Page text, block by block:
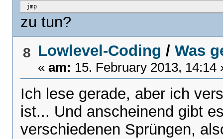
jmp
zu tun?
8 Lowlevel-Coding /Was
«am: 15. February 2013, 14:14
Ich lese gerade, aber ich
ist... Und anscheinend gibt
verschiedenen Sprüngen,